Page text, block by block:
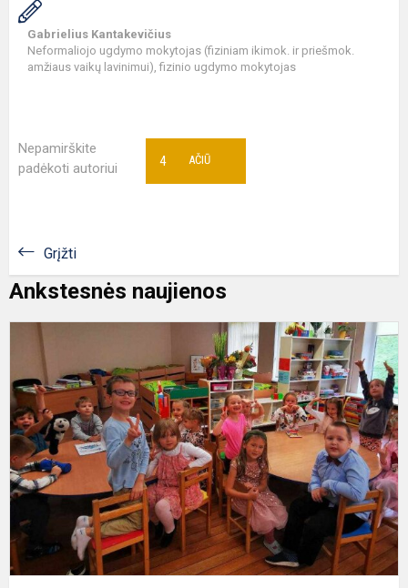
Gabrielius Kantakevičius
Neformaliojo ugdymo mokytojas (fiziniam ikimok. ir priešmok.
amžiaus vaikų lavinimui), fizinio ugdymo mokytojas
Nepamirškite
padėkoti autoriui
AČIŪ
4
Grįžti
Ankstesnės naujienos